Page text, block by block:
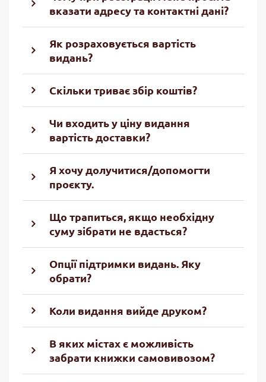
вказати адресу та контактні дані?
Як розраховується вартість
видань?
Скільки триває збір коштів?
Чи входить у ціну видання
вартість доставки?
Я хочу долучитися/допомогти
проєкту.
Що трапиться, якщо необхідну
суму зібрати не вдасться?
Опції підтримки видань. Яку
обрати?
Коли видання вийде друком?
В яких містах є можливість
забрати книжки самовивозом?